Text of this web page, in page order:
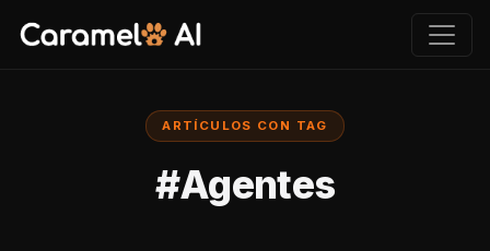
ARTÍCULOS CON TAG
#Agentes